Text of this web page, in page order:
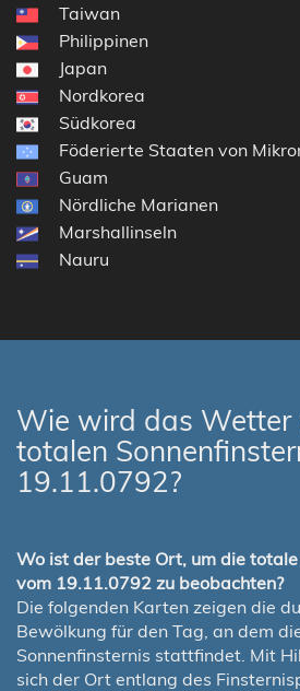
Taiwan
Philippinen
Japan
Nordkorea
Südkorea
Föderierte Staaten von
Guam
Nördliche Marianen
Marshallinseln
Nauru
Wie wird das
totalen
19.11.0792?
Wo ist der beste Ort, um die
vom 19.11.0792 zu beobachten?
Die folgenden Karten zeigen die
Bewölkung für den Tag, an dem
Sonnenfinsternis stattfindet. Mit
sich der Ort entlang des